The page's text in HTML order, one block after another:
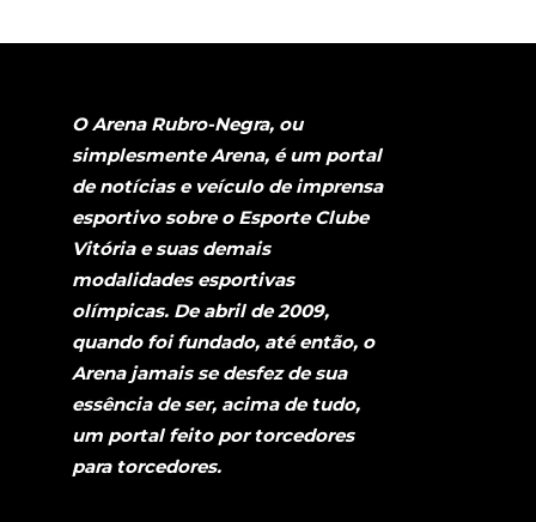
O Arena Rubro-Negra, ou
simplesmente Arena, é um portal
de notícias e veículo de imprensa
esportivo sobre o Esporte Clube
Vitória e suas demais
modalidades esportivas
olímpicas. De abril de 2009,
quando foi fundado, até então, o
Arena jamais se desfez de sua
essência de ser, acima de tudo,
um portal feito por torcedores
para torcedores.